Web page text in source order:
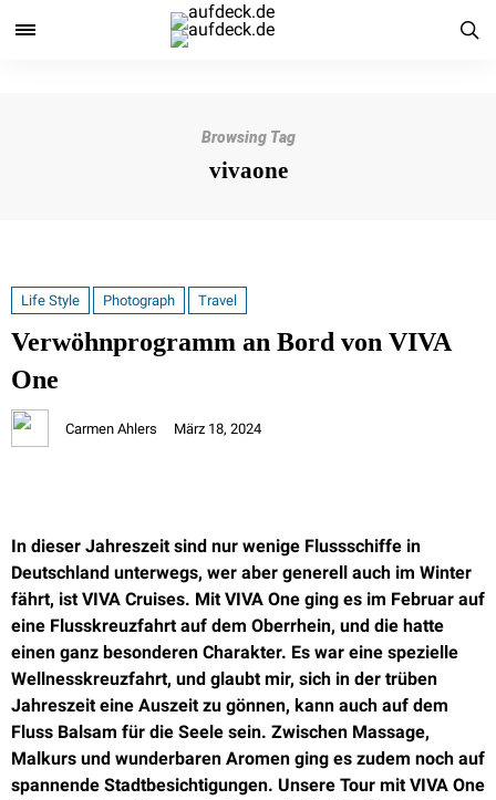
Browsing Tag
vivaone
Life Style Photograph Travel
Verwöhnprogramm an Bord von VIVA
One
Carmen Ahlers März 18, 2024
In dieser Jahreszeit sind nur wenige Flussschiffe in
Deutschland unterwegs, wer aber generell auch im Winter
fährt, ist VIVA Cruises. Mit VIVA One ging es im Februar auf
eine Flusskreuzfahrt auf dem Oberrhein, und die hatte
einen ganz besonderen Charakter. Es war eine spezielle
Wellnesskreuzfahrt, und glaubt mir, sich in der trüben
Jahreszeit eine Auszeit zu gönnen, kann auch auf dem
Fluss Balsam für die Seele sein. Zwischen Massage,
Malkurs und wunderbaren Aromen ging es zudem noch auf
spannende Stadtbesichtigungen. Unsere Tour mit VIVA One